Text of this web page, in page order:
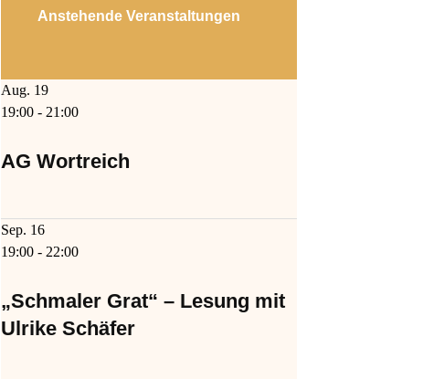
Anstehende Veranstaltungen
Aug. 19
19:00 - 21:00
AG Wortreich
Sep. 16
19:00 - 22:00
„Schmaler Grat“ – Lesung mit
Ulrike Schäfer